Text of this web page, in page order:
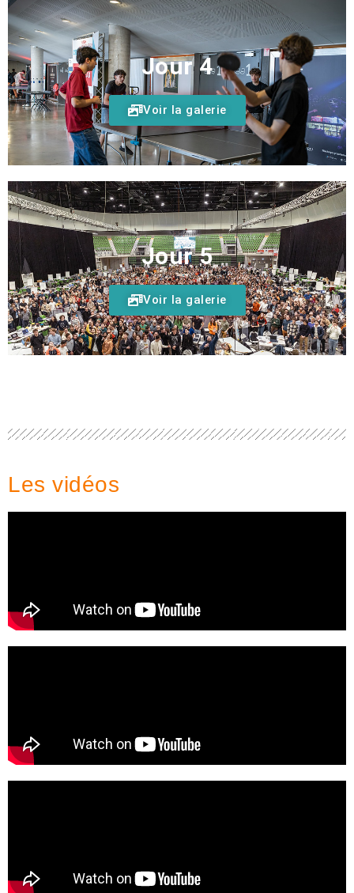
Jour 4
Voir la galerie
Jour 5
Voir la galerie
Les vidéos